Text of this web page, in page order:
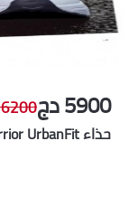
5900 دج 6200 دج
حذاء Warrior UrbanFit –…